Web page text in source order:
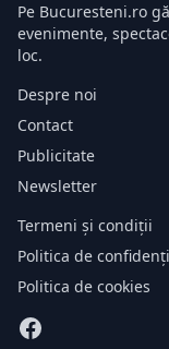
Pe Bucuresteni.ro
evenimente,
loc.
Despre noi
Contact
Publicitate
Newsletter
Termeni și condiții
Politica de
Politica de cookies